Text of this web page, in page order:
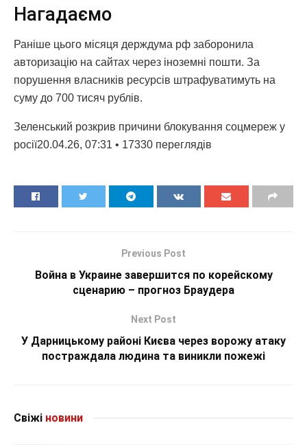
Нагадаємо
Раніше цього місяця держдума рф заборонила
авторизацію на сайтах через іноземні пошти. За
порушення власників ресурсів штрафуватимуть на
суму до 700 тисяч рублів.
Зеленський розкрив причини блокування соцмереж у
росії20.04.26, 07:31 • 17330 переглядiв
Previous Post
Война в Украине завершится по корейскому
сценарию – прогноз Браудера
Next Post
У Дарницькому районі Києва через ворожу атаку
постраждала людина та виникли пожежі
Свіжі новини